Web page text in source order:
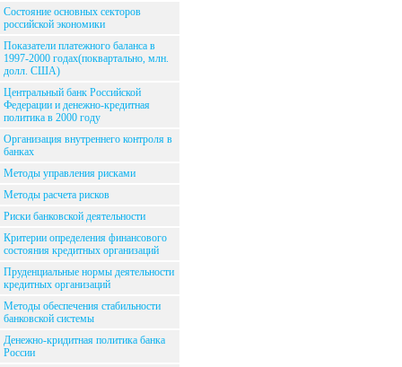
Состояние основных секторов
российской экономики
Показатели платежного баланса в
1997-2000 годах(поквартально, млн.
долл. США)
Центральный банк Российской
Федерации и денежно-кредитная
политика в 2000 году
Организация внутреннего контроля в
банках
Методы управления рисками
Методы расчета рисков
Риски банковской деятельности
Критерии определения финансового
состояния кредитных организаций
Пруденциальные нормы деятельности
кредитных организаций
Методы обеспечения стабильности
банковской системы
Денежно-кридитная политика банка
России